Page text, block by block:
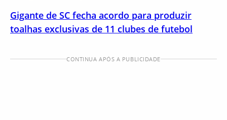
Gigante de SC fecha acordo para produzir
toalhas exclusivas de 11 clubes de futebol
CONTINUA APÓS A PUBLICIDADE